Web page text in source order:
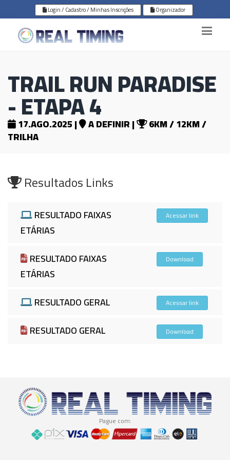
Login / Cadastro / Minhas Inscrições Organizador
TRAIL RUN PARADISE
- ETAPA 4
17.AGO.2025 | A DEFINIR | 6KM / 12KM /
TRILHA
Resultados Links
RESULTADO FAIXAS
ETÁRIAS
Acessar link
RESULTADO FAIXAS
ETÁRIAS
Download
RESULTADO GERAL Acessar link
RESULTADO GERAL Download
Pague com: